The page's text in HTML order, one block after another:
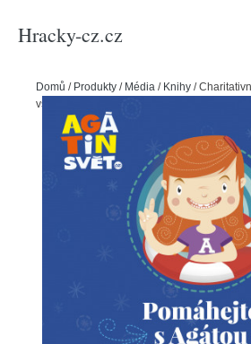
Hracky-cz.cz
Domů / Produkty / Média / Knihy /
všechny